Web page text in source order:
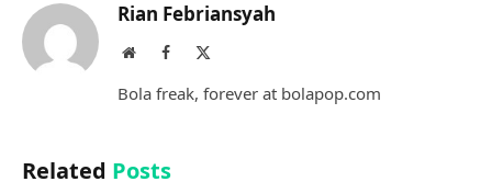
Rian Febriansyah
WebsiteFacebook
Bola freak, forever at bolapop.com
Related Posts